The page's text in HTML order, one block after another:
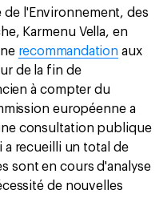
l'Environnement, des
Karmenu Vella, en
recommandationaux
de la fin de
à compter du
européenne a
consultation publique
a recueilli un total de
sont en cours d'analyse
de nouvelles